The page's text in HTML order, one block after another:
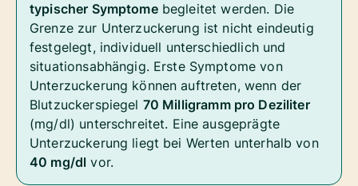
typischer Symptomebegleitet werden. Die
Grenze zur Unterzuckerung ist nicht eindeutig
festgelegt, individuell unterschiedlich und
situationsabhängig. Erste Symptome von
Unterzuckerung können auftreten, wenn der
Blutzuckerspiegel 70 Milligramm pro Deziliter
(mg/dl) unterschreitet. Eine ausgeprägte
Unterzuckerung liegt bei Werten unterhalb von
40 mg/dl vor.